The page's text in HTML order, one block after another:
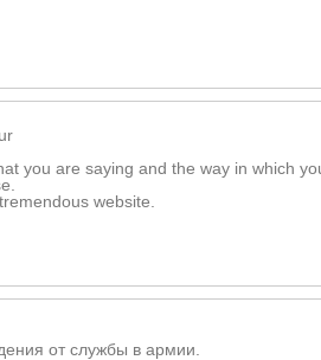
you are saying and the way in which
website.
от службы в армии.